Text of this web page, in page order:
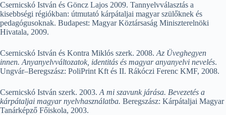
Csernicskó István és Göncz Lajos 2009. Tannyelvválasztás a
kisebbségi régiókban: útmutató kárpátaljai magyar szülőknek és
pedagógusoknak. Budapest: Magyar Köztársaság Miniszterelnöki
Hivatala, 2009.
Csernicskó István és Kontra Miklós szerk. 2008. Az Üveghegyen
innen. Anyanyelvváltozatok, identitás és magyar anyanyelvi nevelés.
Ungvár–Beregszász: PoliPrint Kft és II. Rákóczi Ferenc KMF, 2008.
Csernicskó István szerk. 2003. A mi szavunk járása. Bevezetés a
kárpátaljai magyar nyelvhasználatba. Beregszász: Kárpátaljai Magyar
Tanárképző Főiskola, 2003.